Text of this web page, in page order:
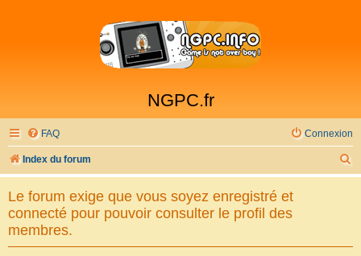
NGPC.fr
FAQ Connexion
Index du forum
e
Le forum exige que vous soyez enregistré et
connecté pour pouvoir consulter le profil des
membres.